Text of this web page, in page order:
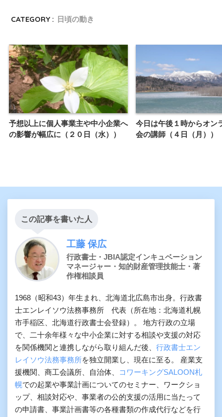
CATEGORY : 日頃の動き
予想以上に個人事業主や中小企業へ
の影響が幅広に（２０日（水））
今日は午後１時からオン
会の講師（４日（月））
この記事を書いた人
工藤 保広
行政書士・JBIA認定インキュベーション
マネージャー・知的財産管理技能士・著
作権相談員
1968（昭和43）年生まれ、北海道北広島市出身。行政書
士エンレイソウ法務事務所 代表（所在地：北海道札幌
市手稲区、北海道行政書士会登録）。 地方行政の立場
で、二十余年様々な中小企業に対する相談や支援の対応
を関係機関と連携しながら取り組んだ後、 行政書士エン
レイソウ法務事務所を独立開業し、現在に至る。 産業支
援機関、商工会議所、自治体、
コワーキングSALOON札
幌での起業や事業計画についてのセミナー、ワークショ
ップ、相談対応や、事業者の公的支援の活用に当たって
の申請書、事業計画書等の各種書類の作成代行などを行